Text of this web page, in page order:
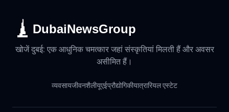
DubaiNewsGroup
खोजें दुबई: एक आधुनिक चमत्कार जहां संस्कृतियां मिलती हैं और अवसर
असीमित हैं।
व्यवसायजीवनशैलीयूएईप्रौद्योगिकीयात्रारियल एस्टेट